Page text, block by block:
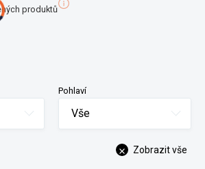
produktů
Pohlaví
Vše
Zobrazit vše